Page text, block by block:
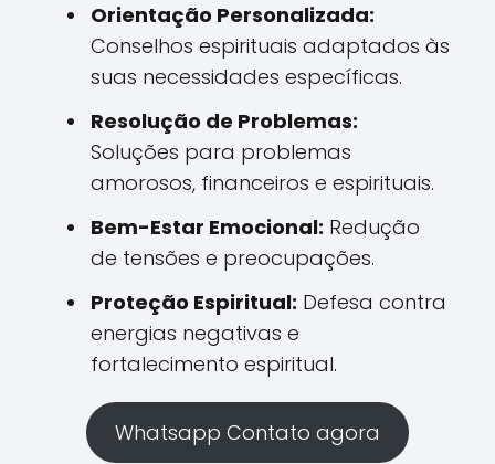
Orientação Personalizada:
Conselhos espirituais adaptados às
suas necessidades específicas.
Resolução de Problemas:
Soluções para problemas
amorosos, financeiros e espirituais.
Bem-Estar Emocional: Redução
de tensões e preocupações.
Proteção Espiritual: Defesa contra
energias negativas e
fortalecimento espiritual.
Whatsapp Contato agora